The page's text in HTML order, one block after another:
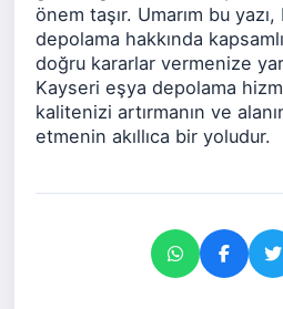
önem taşır. Umarım bu
depolama hakkında
doğru kararlar vermenize
Kayseri eşya depolama
kalitenizi artırmanın ve
etmenin akıllıca bir yoludur.